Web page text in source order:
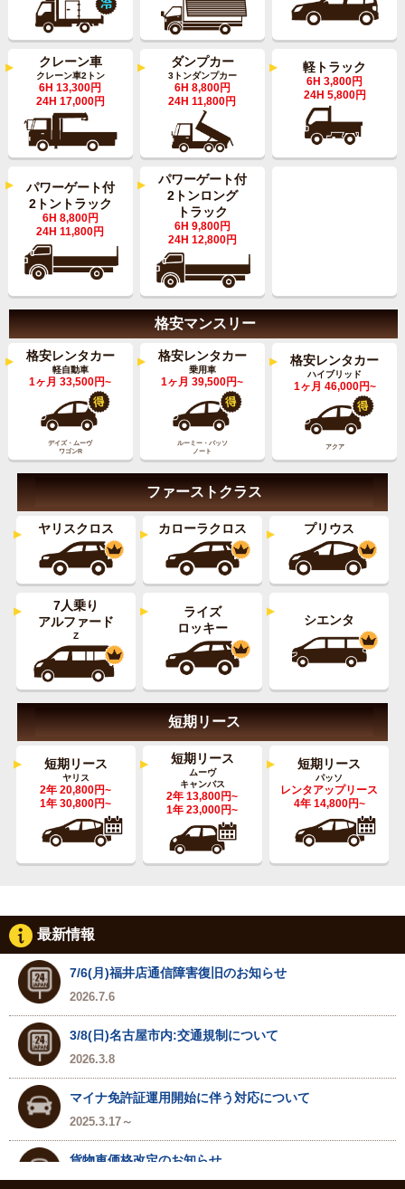
クレーン車
クレーン車2トン
6H 13,300円
24H 17,000円
ダンプカー
3トンダンプカー
6H 8,800円
24H 11,800円
軽トラック
6H 3,800円
24H 5,800円
パワーゲート付
2トントラック
6H 8,800円
24H 11,800円
パワーゲート付
2トンロング
トラック
6H 9,800円
24H 12,800円
格安マンスリー
格安レンタカー
軽自動車
1ヶ月 33,500円~
デイズ・ムーヴ
ワゴンR
格安レンタカー
乗用車
1ヶ月 39,500円~
ルーミー・パッソ
ノート
格安レンタカー
ハイブリッド
1ヶ月 46,000円~
アクア
ファーストクラス
ヤリスクロス カローラクロス プリウス
7人乗り
アルファード
Z
ライズ
ロッキー
シエンタ
短期リース
短期リース
ヤリス
2年 20,800円~
1年 30,800円~
短期リース
ムーヴ
キャンバス
2年 13,800円~
1年 23,000円~
短期リース
パッソ
レンタアップリース
4年 14,800円~
最新情報
7/6(月)福井店通信障害復旧のお知らせ
2026.7.6
3/8(日)名古屋市内:交通規制について
2026.3.8
マイナ免許証運用開始に伴う対応について
2025.3.17～
貨物車価格改定のお知らせ
2024.7.1～